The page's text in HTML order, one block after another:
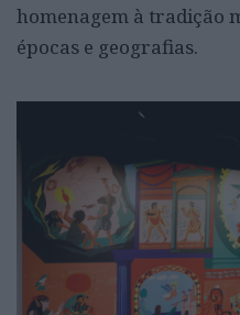
homenagem à tradição
épocas e geografias.